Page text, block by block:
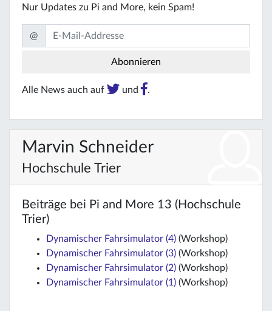
Nur Updates zu Pi and More, kein Spam!
@
Alle News auch auf und .
Marvin Schneider
Hochschule Trier
Beiträge bei Pi and More 13 (Hochschule
Trier)
Dynamischer Fahrsimulator (4) (Workshop)
Dynamischer Fahrsimulator (3) (Workshop)
Dynamischer Fahrsimulator (2) (Workshop)
Dynamischer Fahrsimulator (1) (Workshop)